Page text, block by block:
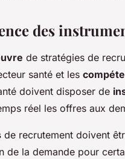
des
de stratégies de
santé et les
doivent disposer de
réel les offres aux
de recrutement doivent
de la demande pour